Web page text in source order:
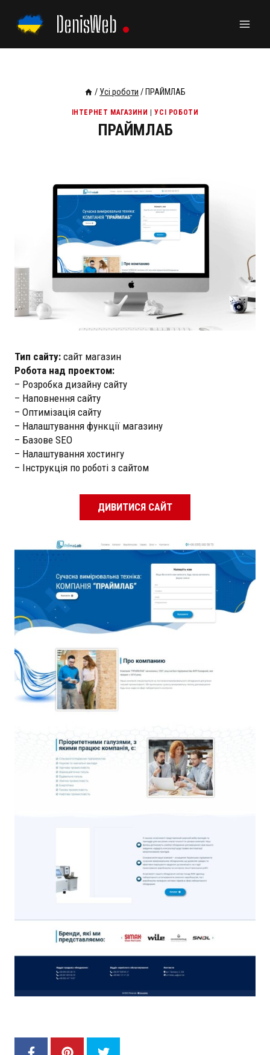
content
DenisWeb
/ Усі роботи /ПРАЙМЛАБ
ІНТЕРНЕТ МАГАЗИНИ |УСІ РОБОТИ
ПРАЙМЛАБ
Тип сайту: сайт магазин
Робота над проектом:
– Розробка дизайну сайту
– Наповнення сайту
– Оптимізація сайту
– Налаштування функції магазину
– Базове SEO
– Налаштування хостингу
– Інструкція по роботі з сайтом
ДИВИТИСЯ САЙТ